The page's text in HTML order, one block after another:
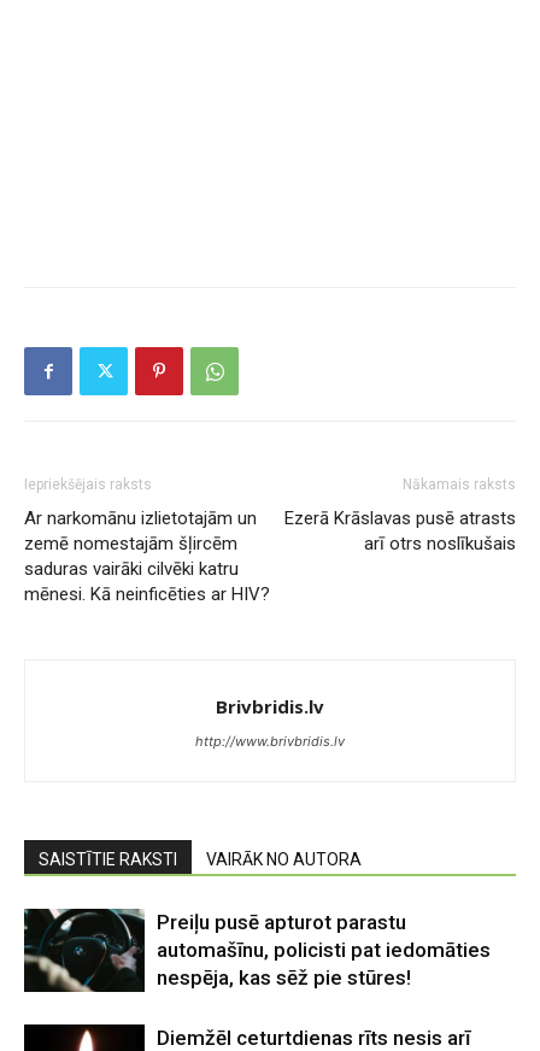
Iepriekšējais raksts
Ar narkomānu izlietotajām un
zemē nomestajām šļircēm
saduras vairāki cilvēki katru
mēnesi. Kā neinficēties ar HIV?
Nākamais raksts
Ezerā Krāslavas pusē atrasts
arī otrs noslīkušais
Brivbridis.lv
http://www.brivbridis.lv
SAISTĪTIE RAKSTI VAIRĀK NO AUTORA
Preiļu pusē apturot parastu
automašīnu, policisti pat iedomāties
nespēja, kas sēž pie stūres!
Diemžēl ceturtdienas rīts nesis arī